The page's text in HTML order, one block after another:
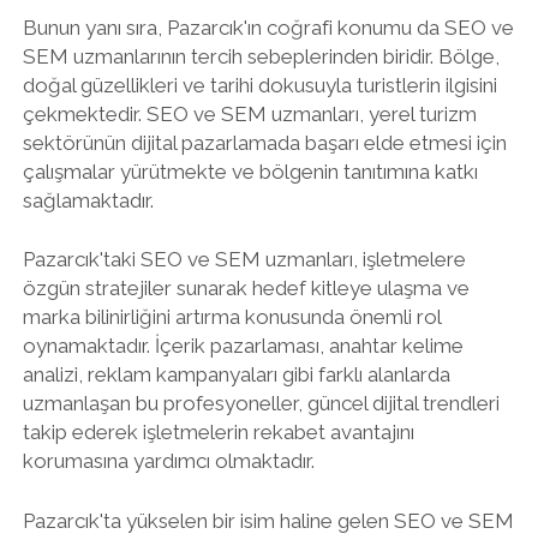
Bunun yanı sıra, Pazarcık'ın coğrafi konumu da SEO ve
SEM uzmanlarının tercih sebeplerinden biridir. Bölge,
doğal güzellikleri ve tarihi dokusuyla turistlerin ilgisini
çekmektedir. SEO ve SEM uzmanları, yerel turizm
sektörünün dijital pazarlamada başarı elde etmesi için
çalışmalar yürütmekte ve bölgenin tanıtımına katkı
sağlamaktadır.
Pazarcık'taki SEO ve SEM uzmanları, işletmelere
özgün stratejiler sunarak hedef kitleye ulaşma ve
marka bilinirliğini artırma konusunda önemli rol
oynamaktadır. İçerik pazarlaması, anahtar kelime
analizi, reklam kampanyaları gibi farklı alanlarda
uzmanlaşan bu profesyoneller, güncel dijital trendleri
takip ederek işletmelerin rekabet avantajını
korumasına yardımcı olmaktadır.
Pazarcık'ta yükselen bir isim haline gelen SEO ve SEM